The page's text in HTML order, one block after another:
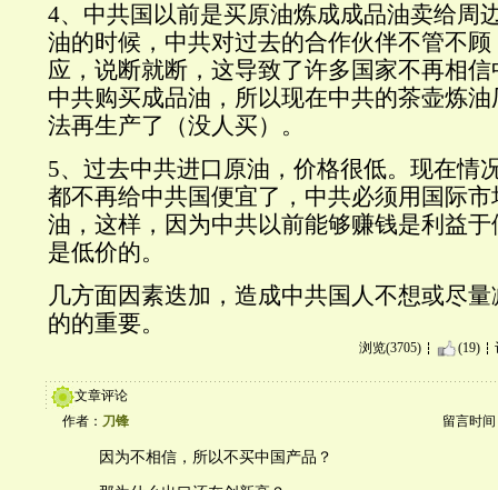
4、中共国以前是买原油炼成成品油卖给周
油的时候，中共对过去的合作伙伴不管不
应，说断就断，这导致了许多国家不再相
中共购买成品油，所以现在中共的茶壶炼
法再生产了（没人买）。
5、过去中共进口原油，价格很低。现在情
都不再给中共国便宜了，中共必须用国际
油，这样，因为中共以前能够赚钱是利益
是低价的。
几方面因素迭加，造成中共国人不想或尽
的的重要。
浏览(3705) (19)
文章评论
作者： 刀锋 留言时间
因为不相信，所以不买中国产品？